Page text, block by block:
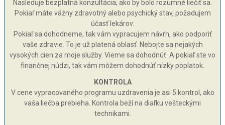
Nasleduje bezplatná konzultácia, ako by bolo rozumné liečiť sa.
Pokiaľ máte vážny zdravotný alebo psychický stav, požadujem
účasť lekárov.
Pokiaľ sa dohodneme, tak vám vypracujem návrh, ako podporiť
vaše zdravie. To je už platená oblasť. Nebojte sa nejakých
vysokých cien za moje služby. Vieme sa dohodnúť. A pokiaľ ste vo
finančnej núdzi, tak vám môžem dohodnúť nízky poplatok.
KONTROLA
V cene vypracovaného programu uzdravenia je asi 5 kontrol, ako
vaša liečba prebieha. Kontrola beží na diaľku vešteckými
technikami.